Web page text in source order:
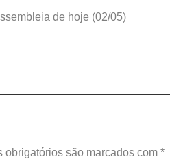
de hoje (02/05)
obrigatórios são marcados com *